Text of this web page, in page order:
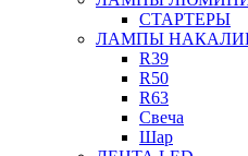
СТАРТЕРЫ
ЛАМПЫ
R39
R50
R63
Свеча
Шар